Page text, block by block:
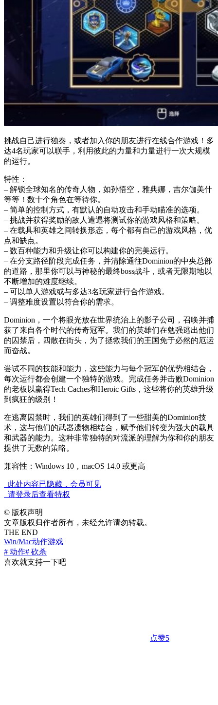
挑战自己进行独奏，或者加入你的朋友进行在线合作游戏！多
达4名玩家可以联手，利用彼此的力量和力量进行一次大规模
的运行。
特性：
– 解锁全球知名的传奇人物，如孙悟空，雅典娜，吉尔伽美什
等等！数十个角色在等待你。
– 简单的控制方式，有默认的自动攻击和手动瞄准的选项。
– 挑战并获得奖励的敌人遭遇将测试你的游戏风格和策略。
– 在载具和英雄之间转换形态，每个都有自己的游戏风格，优
点和缺点。
– 数百种能力和升级让你可以构建你的完美运行。
– 在分支路径阶段完成任务，并清除通往Dominion的中央总部
的道路，那里你可以与神秘的最终boss战斗，或者无限期地以
不断增加的难度继续。
– 可以单人游戏或与多达3名玩家进行合作游戏。
– 调整难度设置以符合你的需求。
Dominion，一个将眼光放在世界统治上的影子公司，召唤并捕
获了来自各个时代的传奇冠军。我们的英雄们在勉强逃出他们
的囚禁后，四散在街头，为了拯救我们的王国免于必然的厄运
而奋战。
尝试不同的技能和能力，这些能力与每个冠军的优势相结合，
每次运行都会创建一个独特的游戏。完成任务并击败Dominion
的老板以赢得Tech Caches和Heroic Gifts，这些将你的英雄升级
到疯狂的级别！
在逃离囚禁时，我们的英雄们得到了一些甜美的Dominion技
术，这与他们的武器遗物相结合，赋予他们转变为强大的载具
和武器的能力。这种非常独特的对流派的理解为你和你的朋友
提供了无数的策略。
兼容性：Windows 10，macOS 14.0 或更高
此处内容已隐藏，会员可见
请登录后查看特权
© 版权声明
文章版权归作者所有，未经允许请勿转载。
THE END
Win/Mac动作游戏
# 动作# 砍杀
喜欢就支持一下吧
点赞5